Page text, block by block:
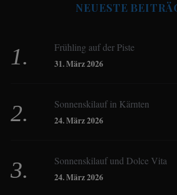
Birgit Werner
Christoph Schrahe
NEUESTE
Frühling auf der Piste
31. März 2026
Sonnenskilauf in Kärnten
24. März 2026
Sonnenskilauf und Dolce Vita
24. März 2026